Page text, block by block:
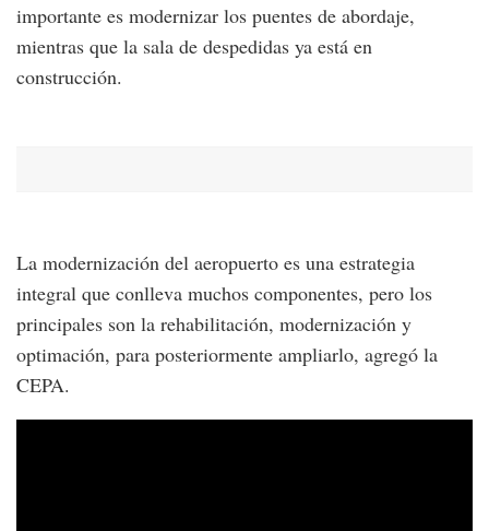
importante es modernizar los puentes de abordaje,
mientras que la sala de despedidas ya está en
construcción.
La modernización del aeropuerto es una estrategia
integral que conlleva muchos componentes, pero los
principales son la rehabilitación, modernización y
optimación, para posteriormente ampliarlo, agregó la
CEPA.